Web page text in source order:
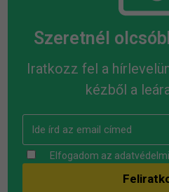
Szeretnél
Iratkozz fel a
kézből a
Elfogadom az